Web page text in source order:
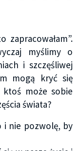
zapracowałam”.
myślimy o
i szczęśliwej
mogą kryć się
ktoś może sobie
świata?
i nie pozwolę, by